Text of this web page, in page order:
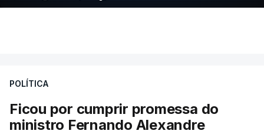
POLÍTICA
Ficou por cumprir promessa do
ministro Fernando Alexandre